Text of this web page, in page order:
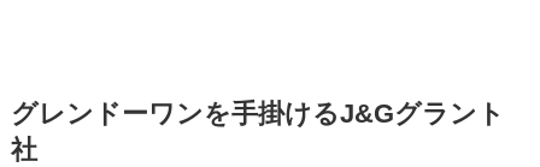
グレンドーワンを手掛けるJ&Gグラント
社